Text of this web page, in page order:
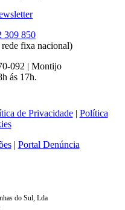
309 850
fixa nacional)
092 | Montijo
ás 17h.
de Privacidade| Política
| Portal Denúncia
do Sul, Lda